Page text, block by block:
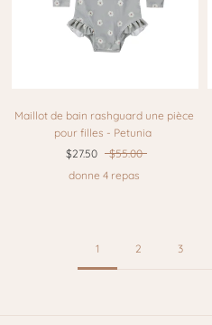
Maillot de bain rashguard une pièce
pour filles - Petunia
$27.50
$55.00
donne 4 repas
1 2 3